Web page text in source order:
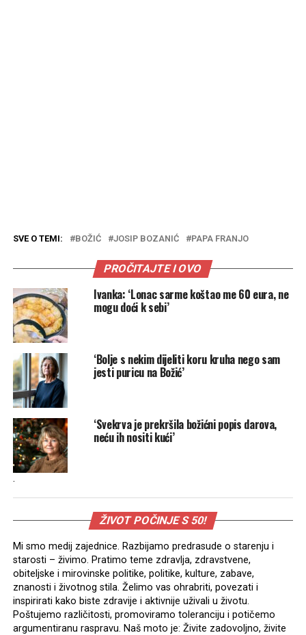
SVE O TEMI: BOŽIĆ JOSIP BOZANIĆ PAPA FRANJO
PROČITAJTE I OVO
Ivanka: ‘Lonac sarme koštao me 60 eura, ne
mogu doći k sebi’
‘Bolje s nekim dijeliti koru kruha nego sam
jesti puricu na Božić’
‘Svekrva je prekršila božićni popis darova,
neću ih nositi kući’
.
ŽIVOT POČINJE S 50!
Mi smo medij zajednice. Razbijamo predrasude o starenju i
starosti – živimo. Pratimo teme zdravlja, zdravstvene,
obiteljske i mirovinske politike, politike, kulture, zabave,
znanosti i životnog stila. Želimo vas ohrabriti, povezati i
inspirirati kako biste zdravije i aktivnije uživali u životu.
Poštujemo različitosti, promoviramo toleranciju i potičemo
argumentiranu raspravu. Naš moto je: Živite zadovoljno, živite